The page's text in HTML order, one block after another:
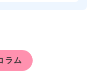
ラム